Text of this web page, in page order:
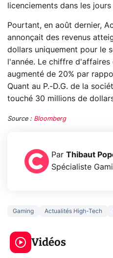
licenciements dans les
Pourtant, en août dernier,
annonçait des revenus
dollars uniquement pour le
l'année. Le chiffre
augmenté de 20% par
Quant au P.-D.G. de la
touché 30 millions de
Source : Bloomberg
Par Thibaut
Spécialiste
Gaming Actualités High-Tech
Vidéos
5 générations de
jeux dans la
prochaine Xbox !